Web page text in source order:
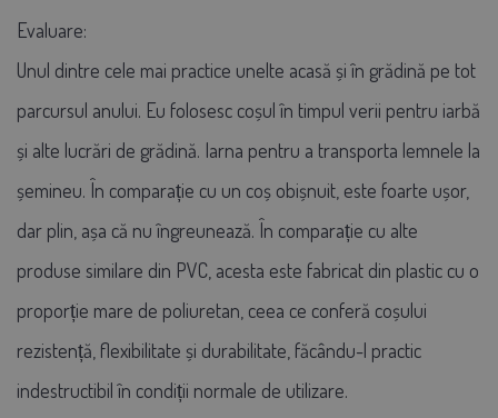
Evaluare:
Unul dintre cele mai practice unelte acasă și în grădină pe tot
parcursul anului. Eu folosesc coșul în timpul verii pentru iarbă
și alte lucrări de grădină. Iarna pentru a transporta lemnele la
șemineu. În comparație cu un coș obișnuit, este foarte ușor,
dar plin, așa că nu îngreunează. În comparație cu alte
produse similare din PVC, acesta este fabricat din plastic cu o
proporție mare de poliuretan, ceea ce conferă coșului
rezistență, flexibilitate și durabilitate, făcându-l practic
indestructibil în condiții normale de utilizare.